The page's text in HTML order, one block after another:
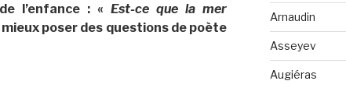
l’enfance : «Est-ce que la mer
mieux poser des questions de poète
Arnaudin
Asseyev
Augiéras